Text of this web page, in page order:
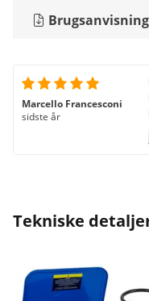
Brugsanvisning
Marcello Francesconi
sidste år
Tekniske